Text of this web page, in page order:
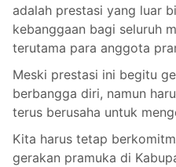
adalah prestasi yang luar
kebanggaan bagi seluruh
terutama para anggota
Meski prestasi ini begitu
berbangga diri, namun
terus berusaha untuk
Kita harus tetap
gerakan pramuka di